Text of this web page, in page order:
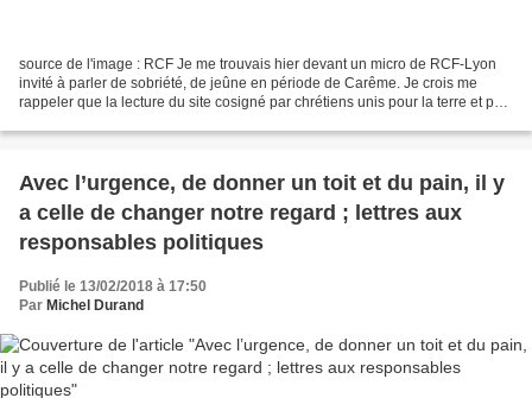
source de l'image : RCF Je me trouvais hier devant un micro de RCF-Lyon
invité à parler de sobriété, de jeûne en période de Carême. Je crois me
rappeler que la lecture du site cosigné par chrétiens unis pour la terre et par
Avec l’urgence, de donner un toit et du pain, il y
a celle de changer notre regard ; lettres aux
responsables politiques
Publié le 13/02/2018 à 17:50
Par Michel Durand